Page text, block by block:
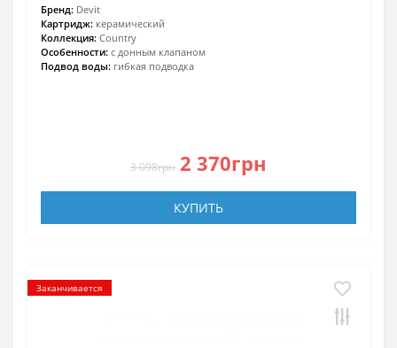
Бренд: Devit
Картридж: керамический
Коллекция: Country
Особенности: с донным клапаном
Подвод воды: гибкая подводка
3 098грн 2 370грн
КУПИТЬ
Заканчивается